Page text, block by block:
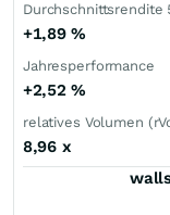
Durchschnittsrendite
+1,89%
Jahresperformance
+2,52%
relatives Volumen
8,96 x